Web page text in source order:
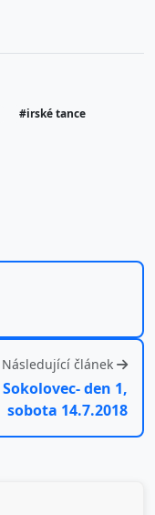
#irské tance
Následující článek
den 1,
sobota 14.7.2018